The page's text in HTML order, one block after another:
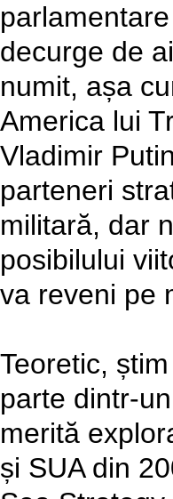
decurge de
numit, așa
America lui
Vladimir
parteneri
militară, dar
posibilului
va reveni pe
Teoretic,
parte dintr-
merită
și SUA din